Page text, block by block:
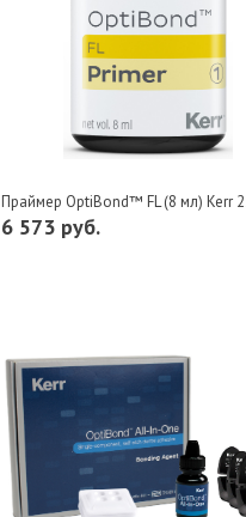
Праймер OptiBond™ FL (8 мл) Kerr
6 573 руб.